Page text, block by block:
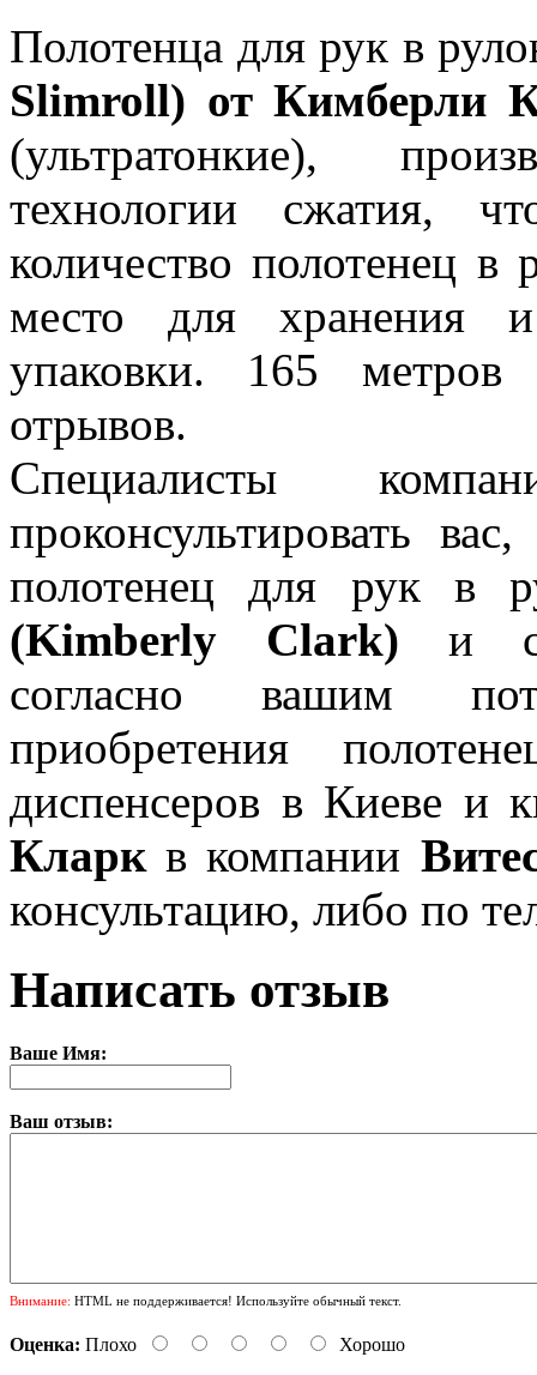
Полотенца для рук в
Slimroll) от Кимберли
(ультратонкие),
технологии сжатия,
количество полотенец в
место для хранения
упаковки. 165 метров
отрывов.
Специалисты
проконсультировать
полотенец для рук в
(Kimberly Clark) и
согласно вашим
приобретения
диспенсеров в Киеве и
Кларкв компании
консультацию, либо по
Написать отзыв
Ваше Имя:
Ваш отзыв:
Внимание: HTML не поддерживается! Используйте обычный текст.
Оценка: Плохо Хорошо